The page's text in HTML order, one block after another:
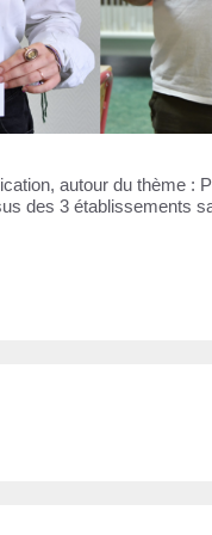
autour du thème :
des 3 établissements